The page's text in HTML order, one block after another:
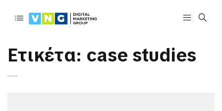
Ετικέτα: case studies